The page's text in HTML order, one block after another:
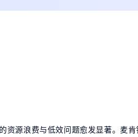
资源浪费与低效问题愈发显著。麦